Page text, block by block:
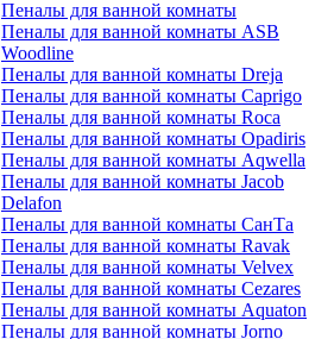
Пеналы для ванной комнаты
Пеналы для ванной комнаты ASB
Woodline
Пеналы для ванной комнаты Dreja
Пеналы для ванной комнаты Caprigo
Пеналы для ванной комнаты Roca
Пеналы для ванной комнаты Opadiris
Пеналы для ванной комнаты Aqwella
Пеналы для ванной комнаты Jacob
Delafon
Пеналы для ванной комнаты СанТа
Пеналы для ванной комнаты Ravak
Пеналы для ванной комнаты Velvex
Пеналы для ванной комнаты Cezares
Пеналы для ванной комнаты Aquaton
Пеналы для ванной комнаты Jorno